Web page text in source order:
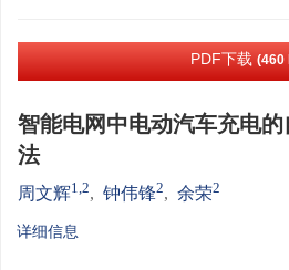
PDF下载 (460
智能电网中电动汽车充电
法
周文辉1,2, 钟伟锋2, 余荣2
详细信息